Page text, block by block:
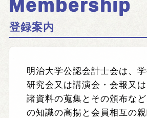
ご挨拶
Membership
登録案内
明治大学公認会計士会は、
研究会又は講演会・会報又は
諸資料の蒐集とその頒布な
の知識の高揚と会員相互の親